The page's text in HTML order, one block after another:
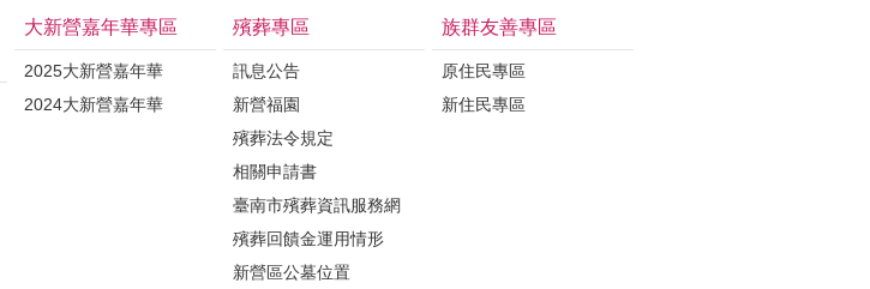
大新營嘉年華專區
2025大新營嘉年華
2024大新營嘉年華
殯葬專區
訊息公告
新營福園
殯葬法令規定
相關申請書
臺南市殯葬資訊服務網
殯葬回饋金運用情形
新營區公墓位置
族群友善專區
原住民專區
新住民專區